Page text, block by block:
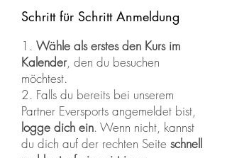
Schritt für Schritt Anmeldung
1. Wähle als erstes den Kurs im
Kalender, den du besuchen
möchtest.
2. Falls du bereits bei unserem
Partner Eversports angemeldet bist,
logge dich ein. Wenn nicht, kannst
du dich auf der rechten Seite schnell